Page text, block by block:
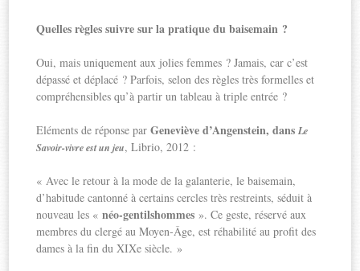
Quelles règles suivre sur la pratique du baisemain ?
Oui, mais uniquement aux jolies femmes ? Jamais, car c’est
dépassé et déplacé ? Parfois, selon des règles très formelles et
compréhensibles qu’à partir un tableau à triple entrée ?
Eléments de réponse parGeneviève d’Angenstein, dansLe
Savoir-vivre est un jeu, Librio, 2012 :
« Avec le retour à la mode de la galanterie, le baisemain,
d’habitude cantonné à certains cercles très restreints, séduit à
nouveau les «néo-gentilshommes ». Ce geste, réservé aux
membres du clergé au Moyen-Âge, est réhabilité au profit des
dames à la fin du XIXe siècle. »